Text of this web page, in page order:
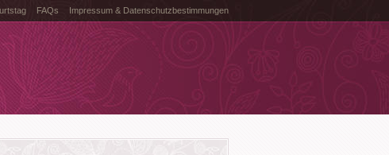
FAQs Impressum & Datenschutzbestimmungen